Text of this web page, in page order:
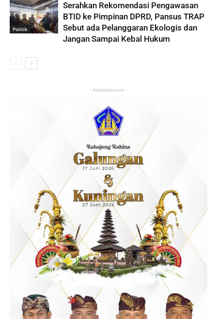
Politik
Serahkan Rekomendasi Pengawasan
BTID ke Pimpinan DPRD, Pansus TRAP
Sebut ada Pelanggaran Ekologis dan
Jangan Sampai Kebal Hukum
- Advertisement -